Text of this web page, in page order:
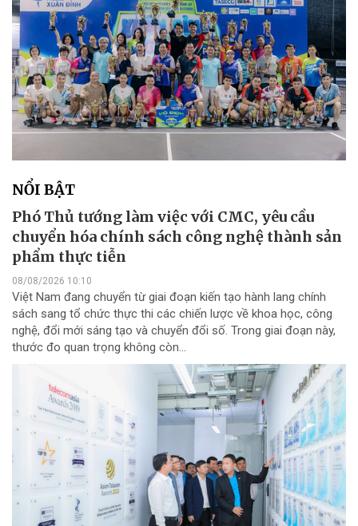
NỔI BẬT
Phó Thủ tướng làm việc với CMC, yêu cầu
chuyển hóa chính sách công nghệ thành sản
phẩm thực tiễn
08/08/2026 10:10
Việt Nam đang chuyển từ giai đoạn kiến tạo hành lang chính
sách sang tổ chức thực thi các chiến lược về khoa học, công
nghệ, đổi mới sáng tạo và chuyển đổi số. Trong giai đoạn này,
thước đo quan trọng không còn...